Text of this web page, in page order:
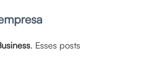
. Esses posts